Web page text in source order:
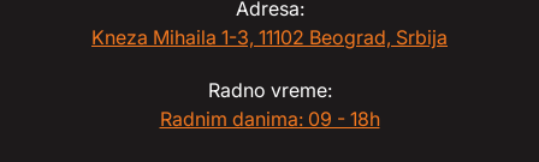
Adresa:
Kneza Mihaila 1-3, 11102 Beograd, Srbija
Radno vreme:
Radnim danima: 09 - 18h